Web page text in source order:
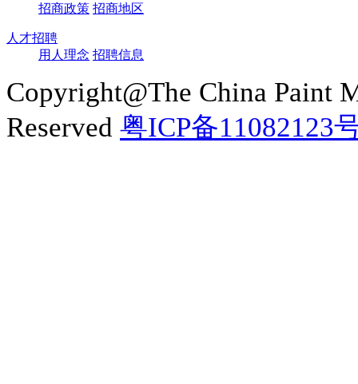
招商政策 招商地区
人才招聘
用人理念 招聘信息
Copyright@The China Paint
Reserved 粤ICP备11082123